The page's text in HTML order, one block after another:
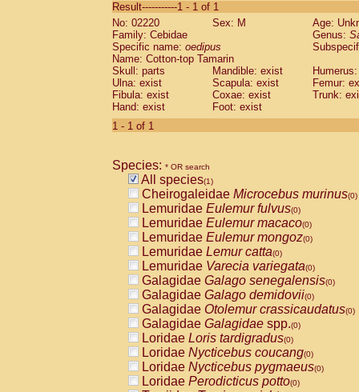
CebidaeSaguinus labiatus(0)
Cebidae Saguinus leucopus (0)
Cebidae
CebidaeSaguinus mystax
Cebidae Saguinus nigricollis (0)
Cebidae Saguinus oedipus
Cebidae Saguinus weddelli
Cebidae Saguinusspp.
Cebidae
CebidaeCebus capucinus
CebidaeCebus nigrivittatus
CebidaeCebus spp.(0)
CebidaeSaimiri boliviensis(0)
CebidaeSaimiri sciureus(0)
AtelidaeAlouatta caraya(0)
AtelidaeAlouatta fusca(0)
AtelidaeAlouatta seniculus(0)
AtelidaeAlouattaspp.(0)
AtelidaeAteles belzebuth(0)
AtelidaeAteles geoffroyi(0)
AtelidaeAteles paniscus(0)
AtelidaeAtelesspp.(0)
AtelidaeLagothrix lagothricha(0)
AtelidaeLagothrix lagothricha cana
PitheciidaeCacajao calvus
Result-----------1 - 1 of 1
No: 02220
Sex: M
Age:
Family: Cebidae
Genus:
Specific name: oedipus
Name: Cotton-top Tamarin
Skull: parts
Mandible: exist
Ulna: exist
Scapula: exist
Femur:
Fibula: exist
Coxae: exist
Trunk:
Hand: exist
Foot: exist
1 - 1 of 1
Species: * OR search
All species(1)
Cheirogaleidae Microcebus murinus(0)
Lemuridae Eulemur fulvus(0)
Lemuridae Eulemur macaco(0)
Lemuridae Eulemur mongoz(0)
Lemuridae Lemur catta(0)
Lemuridae Varecia variegata(0)
Galagidae Galago senegalensis(0)
Galagidae Galago demidovii(0)
Galagidae Otolemur crassicaudatus(0)
Galagidae Galagidae spp.(0)
Loridae Loris tardigradus(0)
Loridae Nycticebus coucang(0)
Loridae Nycticebus pygmaeus(0)
Loridae Perodicticus potto(0)